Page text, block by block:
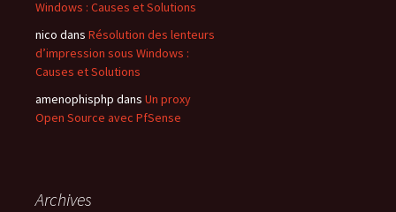
Windows : Causes et Solutions
nico dans Résolution des lenteurs
d’impression sous Windows :
Causes et Solutions
amenophisphp dans Un proxy
Open Source avec PfSense
Archives